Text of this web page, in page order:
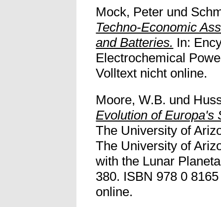
Mock, Peter und
Techno-Economic
and Batteries. In:
Electrochemical
Volltext nicht online.
Moore, W.B. und
Evolution of Europa's
The University of
The University of
with the Lunar
380. ISBN 978 0
online.